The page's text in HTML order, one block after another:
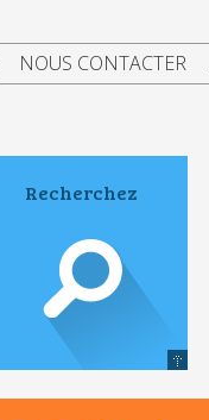
NOUS CONTACTER